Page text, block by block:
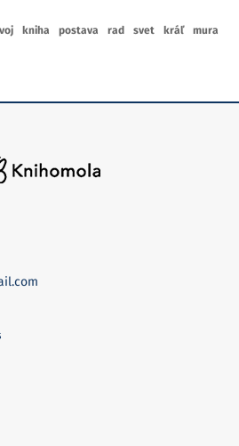
kniha postava rad svet kráľ mura